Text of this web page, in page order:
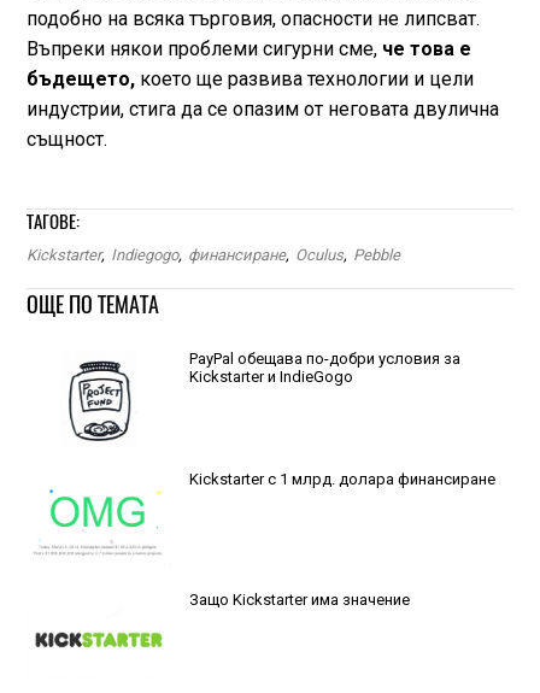
подобно на всяка търговия, опасности не липсват.
Въпреки някои проблеми сигурни сме,че това е
бъдещето, което ще развива технологии и цели
индустрии, стига да се опазим от неговата двулична
същност.
ТАГОВЕ:
Kickstarter, Indiegogo, финансиране, Oculus, Pebble
ОЩЕ ПО ТЕМАТА
PayPal обещава по-добри условия за
Kickstarter и IndieGogo
Kickstarter с 1 млрд. долара финансиране
Защо Kickstarter има значение